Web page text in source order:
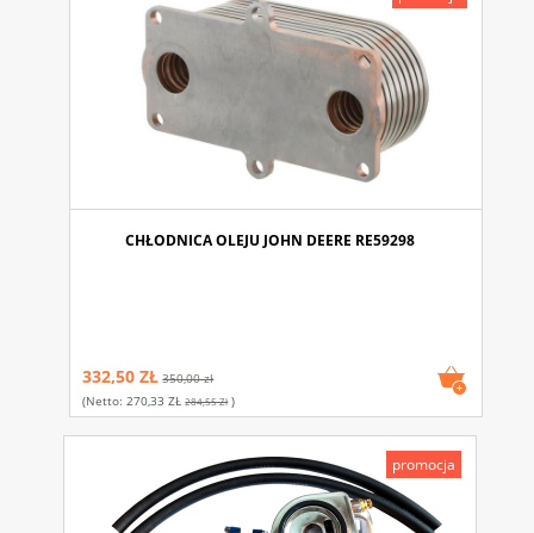
CHŁODNICA OLEJU JOHN DEERE RE59298
332,50 ZŁ 350,00 zł
(netto:270,33 ZŁ 284,55 Zł)
promocja